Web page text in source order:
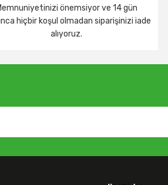
önemsiyor ve 14 gün
hiçbir koşul olmadan siparişinizi iade
alıyoruz.